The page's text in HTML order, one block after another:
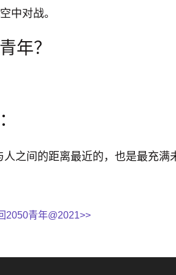
中对战。
年？
之间的距离最近的，也是最充满
2050青年@2021>>